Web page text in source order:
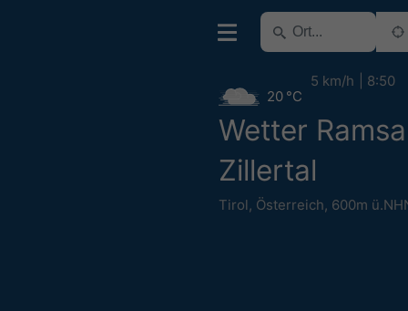
Wetter
Zillertal
Tirol, Österreich, 600m
20 °C
5 km/h 8:50